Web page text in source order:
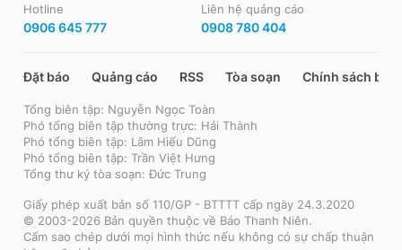
Hotline
0906 645 777
Liên hệ quảng cáo
0908 780 404
Đặt báo Quảng cáo RSS Tòa soạn Chính sách bảo
Tổng biên tập: Nguyễn Ngọc Toàn
Phó tổng biên tập thường trực: Hải Thành
Phó tổng biên tập: Lâm Hiếu Dũng
Phó tổng biên tập: Trần Việt Hưng
Tổng thư ký tòa soạn: Đức Trung
Giấy phép xuất bản số 110/GP - BTTTT cấp ngày 24.3.2020
© 2003-2026 Bản quyền thuộc về Báo Thanh Niên.
Cấm sao chép dưới mọi hình thức nếu không có sự chấp thuận